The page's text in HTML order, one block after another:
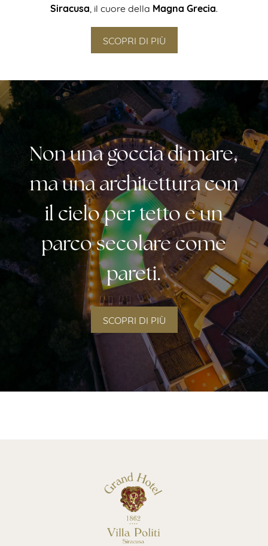
Siracusa , il cuore della Magna Grecia
SCOPRI DI PIÙ
Non una goccia di mare,
ma una architettura con
il cielo per tetto e un
parco secolare come
pareti.
SCOPRI DI PIÙ